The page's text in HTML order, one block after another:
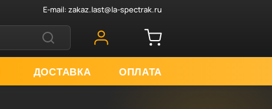
E-mail: zakaz.last@la-spectrak.ru
ДОСТАВКА ОПЛАТА